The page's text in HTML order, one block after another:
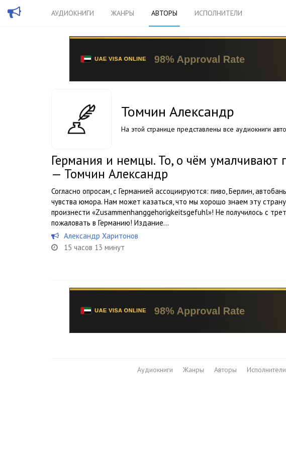
АУДИОКНИГИ ЖАНРЫ АВТОРЫ ИСПОЛНИТЕЛИ
Томчин Александр
На этой странице представлены все аудиокниги
Германия и немцы. То, о чём умалчивают
— Томчин Александр
Согласно опросам, с Германией ассоциируются: пиво, Берлин,
чувства юмора. Нам может казаться, что мы хорошо знаем эту
произнести «Zusammenhanggehorigkeitsgefuhl»! Не получилось с
пожаловать в Германию! Издание...
Александр Харитонов
15 часов 13 минут
Аудиокниги Жанры Авторы Исполнители